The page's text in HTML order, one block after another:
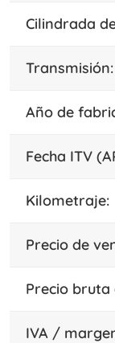
cilindrada
transmisión:
año de
fecha ITV
kilometraje:
precio de
precio
IVA /